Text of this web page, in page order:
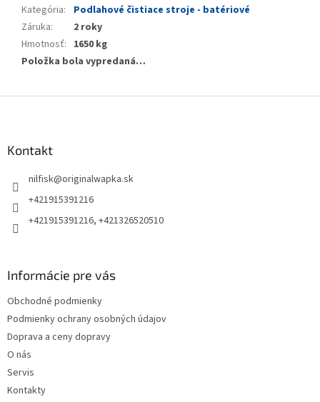
Kategória:
Podlahové čistiace stroje - batériové
Záruka:
2 roky
Hmotnosť: 1650 kg
Položka bola vypredaná…
Kontakt
nilfisk@originalwapka.sk
+421915391216
+421915391216, +421326520510
Informácie pre vás
Obchodné podmienky
Podmienky ochrany osobných údajov
Doprava a ceny dopravy
O nás
Servis
Kontakty